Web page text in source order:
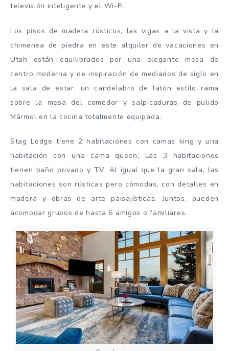
televisión inteligente y el Wi-Fi.
Los pisos de madera rústicos, las vigas a la vista y la
chimenea de piedra en este alquiler de vacaciones en
Utah están equilibrados por una elegante mesa de
centro moderna y de inspiración de mediados de siglo en
la sala de estar, un candelabro de latón estilo rama
sobre la mesa del comedor y salpicaduras de pulido
Mármol en la cocina totalmente equipada.
Stag Lodge tiene 2 habitaciones con camas king y una
habitación con una cama queen; Las 3 habitaciones
tienen baño privado y TV. Al igual que la gran sala, las
habitaciones son rústicas pero cómodas, con detalles en
madera y obras de arte paisajísticas. Juntos, pueden
acomodar grupos de hasta 6 amigos o familiares.